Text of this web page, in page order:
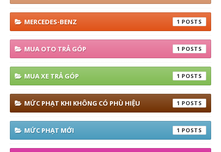
MERCEDES-BENZ 1
MUA OTO TRẢ GÓP 1
MUA XE TRẢ GÓP 1
MỨC PHẠT KHI KHÔNG CÓ PHÙ HIỆU 1
MỨC PHẠT MỚI 1